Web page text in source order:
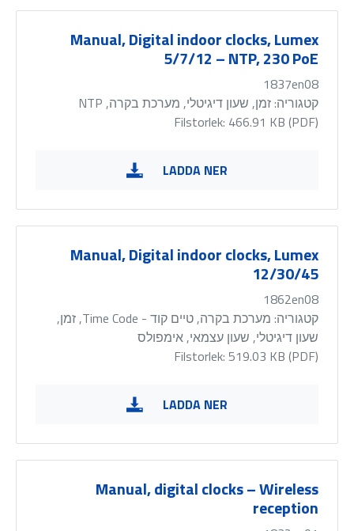
Manual, Digital indoor clocks, Lumex
5/7/12 – NTP, 230 PoE
1837en08
קטגוריה:זמן, שעון דיגיטלי, מערכת בקרה, NTP
Filstorlek: 466.91 KB (PDF)
LADDA NER
Manual, Digital indoor clocks, Lumex
12/30/45
1862en08
קטגוריה:
מערכת בקרה, טיים קוד - Time Code, זמן,
שעון דיגיטלי, שעון עצמאי, אימפולס
Filstorlek: 519.03 KB (PDF)
LADDA NER
Manual, digital clocks – Wireless
reception